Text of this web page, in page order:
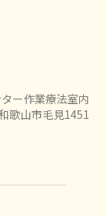
ー作業療法室内
歌山市毛見1451